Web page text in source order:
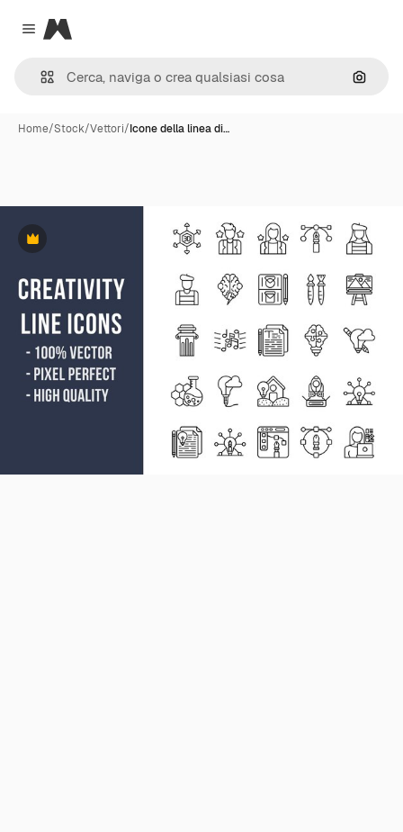
Close menu
Magnific
Cerca
Home/Stock/Vettori/Icone della linea di…
Premium